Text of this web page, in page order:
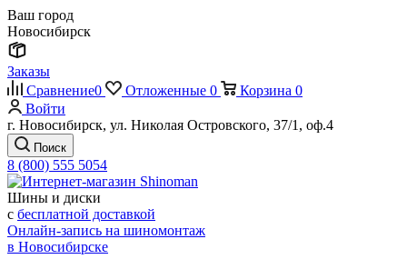
Ваш город
Новосибирск
Заказы
Сравнение0 Отложенные 0 Корзина 0
Войти
г. Новосибирск, ул. Николая Островского, 37/1, оф.4
Поиск
8 (800) 555 5054
Шины и диски
с бесплатной доставкой
Онлайн-запись на шиномонтаж
в Новосибирске